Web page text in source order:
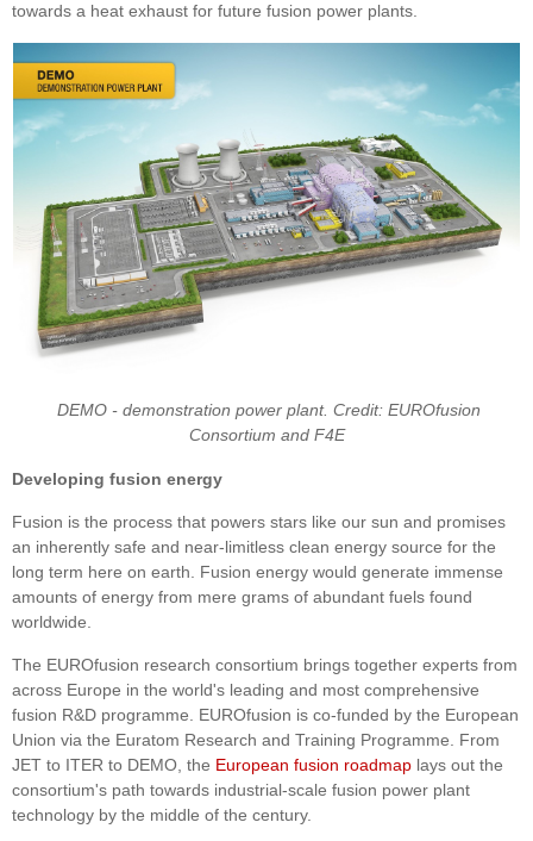
towards a heat exhaust for future fusion power plants.
DEMO - demonstration power plant. Credit: EUROfusion
Consortium and F4E
Developing fusion energy
Fusion is the process that powers stars like our sun and promises
an inherently safe and near-limitless clean energy source for the
long term here on earth. Fusion energy would generate immense
amounts of energy from mere grams of abundant fuels found
worldwide.
The EUROfusion research consortium brings together experts from
across Europe in the world's leading and most comprehensive
fusion R&D programme. EUROfusion is co-funded by the European
Union via the Euratom Research and Training Programme. From
JET to ITER to DEMO, the European fusion roadmap lays out the
consortium's path towards industrial-scale fusion power plant
technology by the middle of the century.